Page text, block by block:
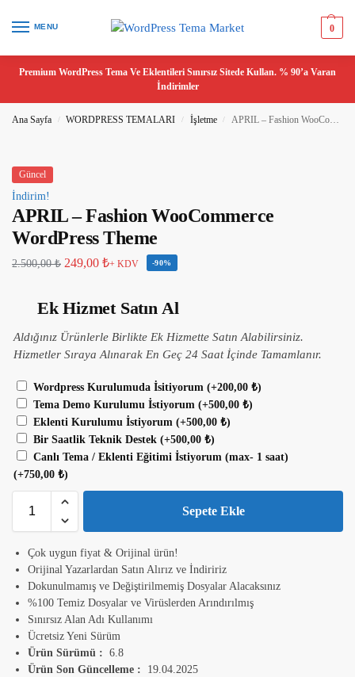
MENU 0
Premium WordPress Tema Ve Eklentileri Sınırsız Sitede Kullan. % 90’a Varan
İndirimler
Ana Sayfa / WORDPRESS TEMALARI / İşletme / APRIL – Fashion WooCommerce WordPress Theme
Güncel
İndirim!
APRIL – Fashion WooCommerce
WordPress Theme
2.500,00₺ 249,00 ₺+ KDV -90%
Ek Hizmet Satın Al
Aldığınız Ürünlerle Birlikte Ek Hizmette Satın Alabilirsiniz.
Hizmetler Sıraya Alınarak En Geç 24 Saat İçinde Tamamlanır.
Wordpress Kurulumuda İsitiyorum (+200,00 ₺)
Tema Demo Kurulumu İstiyorum (+500,00 ₺)
Eklenti Kurulumu İstiyorum (+500,00 ₺)
Bir Saatlik Teknik Destek (+500,00 ₺)
Canlı Tema / Eklenti Eğitimi İstiyorum (max- 1 saat)
(+750,00 ₺)
Sepete Ekle
Çok uygun fiyat & Orijinal ürün!
Orijinal Yazarlardan Satın Alırız ve İndiririz
Dokunulmamış ve Değiştirilmemiş Dosyalar Alacaksınız
%100 Temiz Dosyalar ve Virüslerden Arındırılmış
Sınırsız Alan Adı Kullanımı
Ücretsiz Yeni Sürüm
Ürün Sürümü : 6.8
Ürün Son Güncelleme : 19.04.2025